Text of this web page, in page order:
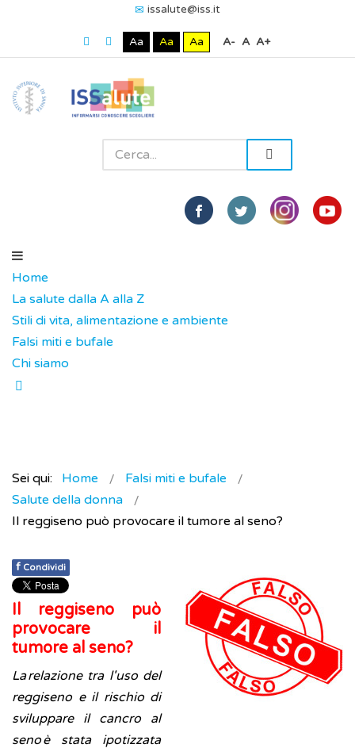
issalute@iss.it
Aa Aa Aa A- A A+
Home
La salute dalla A alla Z
Stili di vita, alimentazione e ambiente
Falsi miti e bufale
Chi siamo
Sei qui: Home
Falsi miti e bufale
Salute della donna
Il reggiseno può provocare il tumore al seno?
f Condividi
Il reggiseno può
provocare il
tumore al seno?
La relazione tra l'uso del
reggiseno e il rischio di
sviluppare il cancro al
seno è stata ipotizzata